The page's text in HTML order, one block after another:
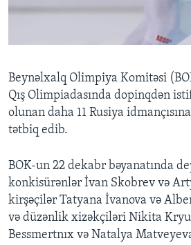
Dillər
Beynəlxalq Olimpiya Komitəsi
Qış Olimpiadasında dopinqdən
olunan daha 11 Rusiya
tətbiq edib.
BOK-un 22 dekabr bəyanatında
konkisürənlər İvan Skobrev və
kirşəçilər Tatyana İvanova və
və düzənlik xizəkçiləri Nikita
Bessmertnıx və Natalya